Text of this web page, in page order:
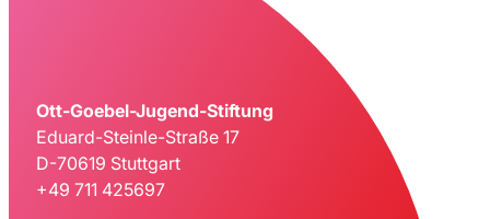
Ott-Goebel-Jugend-Stiftung
Eduard-Steinle-Straße 17
D-70619 Stuttgart
+49 711 425697